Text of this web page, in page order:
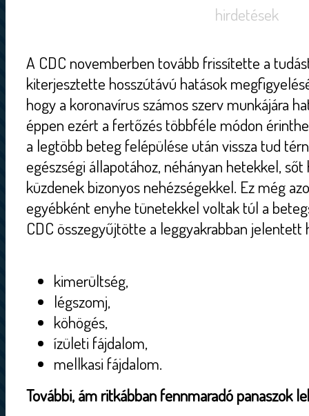
hirdetések
A CDC novemberben tovább frissítette a
kiterjesztette hosszútávú hatások
hogy a koronavírus számos szerv munkájára
éppen ezért a fertőzés többféle módon
a legtöbb beteg felépülése után vissza tud
egészségi állapotához, néhányan hetekkel,
küzdenek bizonyos nehézségekkel. Ez még
egyébként enyhe tünetekkel voltak túl a
CDC összegyűjtötte a leggyakrabban
kimerültség,
légszomj,
köhögés,
ízületi fájdalom,
mellkasi fájdalom.
További, ám ritkábban fennmaradó panaszok